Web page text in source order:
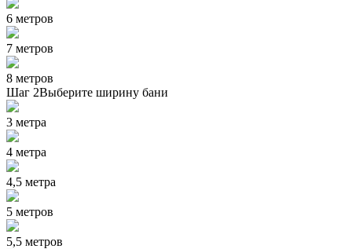
6 метров
7 метров
8 метров
Шаг 2Выберите ширину бани
3 метра
4 метра
4,5 метра
5 метров
5,5 метров